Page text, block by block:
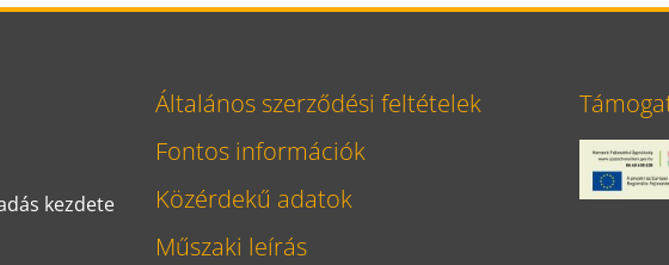
kezdete
Általános szerződési feltételek
Fontos információk
Közérdekű adatok
Műszaki leírás